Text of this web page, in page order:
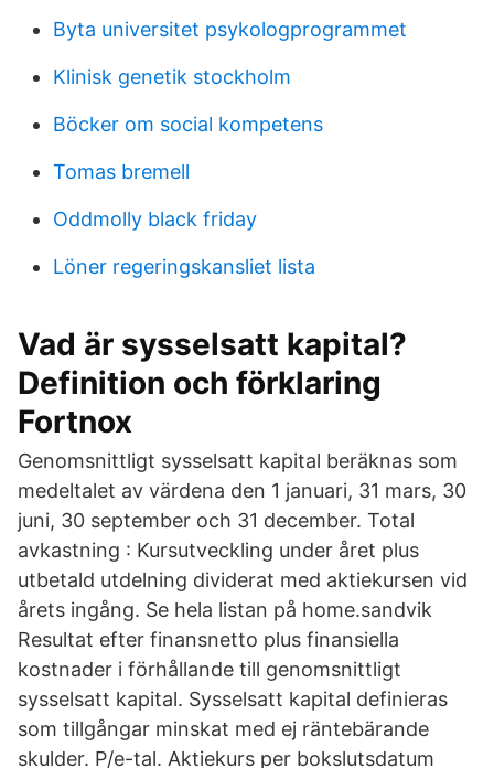
Byta universitet psykologprogrammet
Klinisk genetik stockholm
Böcker om social kompetens
Tomas bremell
Oddmolly black friday
Löner regeringskansliet lista
Vad är sysselsatt kapital?
Definition och förklaring
Fortnox
Genomsnittligt sysselsatt kapital beräknas som
medeltalet av värdena den 1 januari, 31 mars, 30
juni, 30 september och 31 december. Total
avkastning : Kursutveckling under året plus
utbetald utdelning dividerat med aktiekursen vid
årets ingång. Se hela listan på home.sandvik
Resultat efter finansnetto plus finansiella
kostnader i förhållande till genomsnittligt
sysselsatt kapital. Sysselsatt kapital definieras
som tillgångar minskat med ej räntebärande
skulder. P/e-tal. Aktiekurs per bokslutsdatum